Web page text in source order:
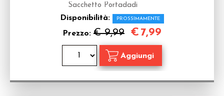
Sacchetto Portadadi
Disponibilità: PROSSIMAMENTE
Prezzo: € 9,99 € 7,99